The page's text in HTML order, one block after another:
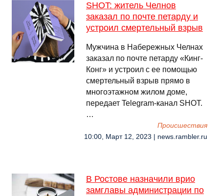
SHOT: житель Челнов
заказал по почте петарду и
устроил смертельный взрыв
Мужчина в Набережных Челнах
заказал по почте петарду «Кинг-
Конг» и устроил с ее помощью
смертельный взрыв прямо в
многоэтажном жилом доме,
передает Telegram-канал SHOT.
…
Происшествия
10:00, Март 12, 2023 | news.rambler.ru
В Ростове назначили врио
замглавы администрации по